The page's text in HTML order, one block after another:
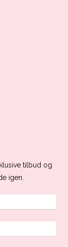
tilbud og
igen.